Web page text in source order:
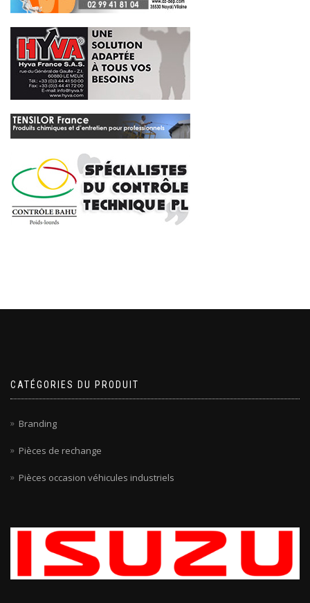
CATÉGORIES DU PRODUIT
Branding
Pièces de rechange
Pièces occasion véhicules industriels